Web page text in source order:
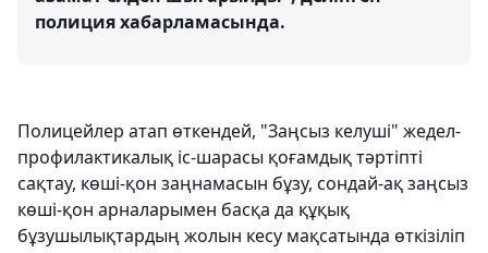
полиция хабарламасында.
Полицейлер атап өткендей, "Заңсыз келуші" жедел-
профилактикалық іс-шарасы қоғамдық тәртіпті
сақтау, көші-қон заңнамасын бұзу, сондай-ақ заңсыз
көші-қон арналарымен басқа да құқық
бұзушылықтардың жолын кесу мақсатында өткізіліп